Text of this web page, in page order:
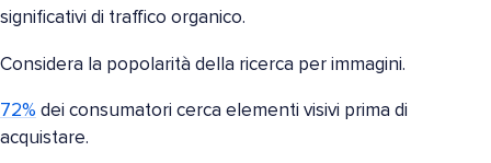
significativi di traffico organico.
Considera la popolarità della ricerca per immagini.
72% dei consumatori cerca elementi visivi prima di
acquistare.